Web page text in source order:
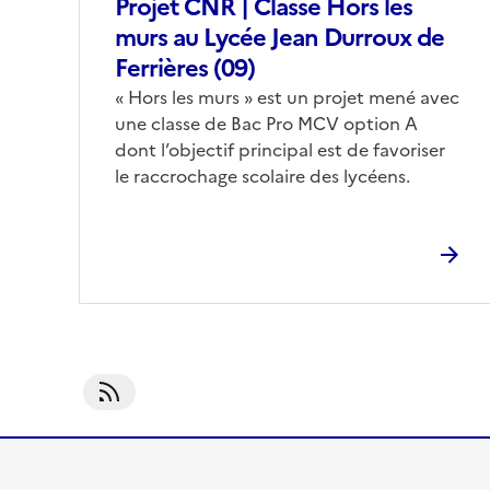
murs au Lycée Jean Durroux de
Ferrières (09)
Corps
« Hors les murs » est un projet mené avec
une classe de Bac Pro MCV option A
dont l’objectif principal est de favoriser
le raccrochage scolaire des lycéens.